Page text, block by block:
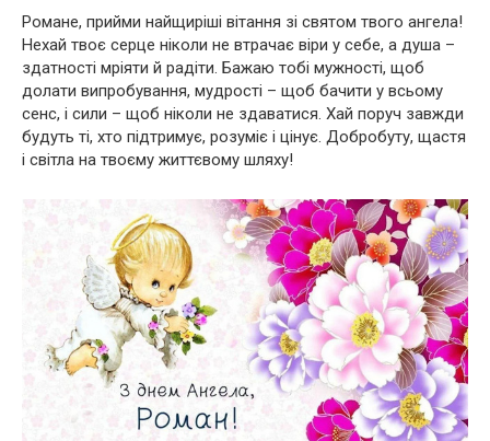
Романе, прийми найщиріші вітання зі святом твого ангела!
Нехай твоє серце ніколи не втрачає віри у себе, а душа –
здатності мріяти й радіти. Бажаю тобі мужності, щоб
долати випробування, мудрості – щоб бачити у всьому
сенс, і сили – щоб ніколи не здаватися. Хай поруч завжди
будуть ті, хто підтримує, розуміє і цінує. Добробуту, щастя
і світла на твоєму життєвому шляху!